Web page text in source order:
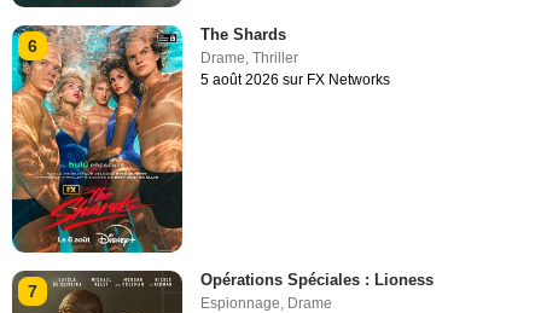
6
The Shards
Drame ,Thriller
5 août 2026 sur FX Networks
7
Opérations Spéciales : Lioness
Espionnage, Drame